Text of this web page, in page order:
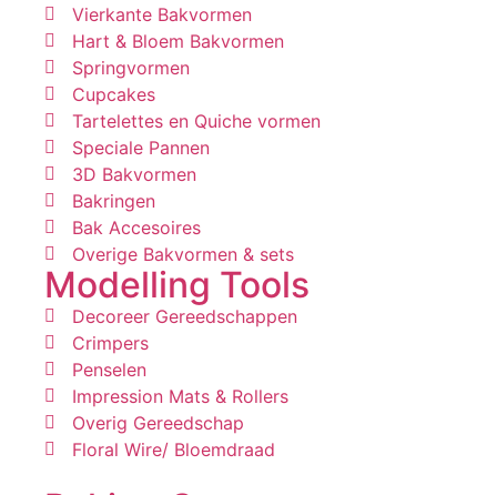
Vierkante Bakvormen
Hart & Bloem Bakvormen
Springvormen
Cupcakes
Tartelettes en Quiche vormen
Speciale Pannen
3D Bakvormen
Bakringen
Bak Accesoires
Overige Bakvormen & sets
Modelling Tools
Decoreer Gereedschappen
Crimpers
Penselen
Impression Mats & Rollers
Overig Gereedschap
Floral Wire/ Bloemdraad